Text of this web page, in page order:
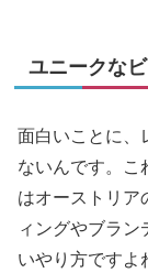
ユニークな
面白いことに、
ないんです。こ
はオーストリア
ィングやブラ
いやり方ですよ